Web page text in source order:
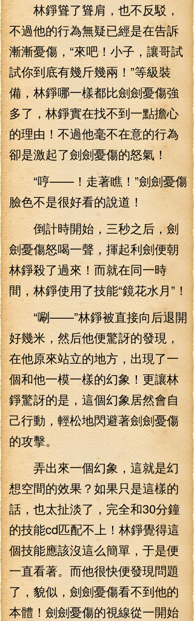
林錚聳了聳肩，也不反駁，
不過他的行為無疑已經是在告訴
漸漸憂傷，“來吧！小子，讓哥試
試你到底有幾斤幾兩！”等級裝
備，林錚哪一樣都比劍劍憂傷強
多了，林錚實在找不到一點擔心
的理由！不過他毫不在意的行為
卻是激起了劍劍憂傷的怒氣！
“哼——！走著瞧！”劍劍憂傷
臉色不是很好看的說道！
倒計時開始，三秒之后，劍
劍憂傷怒喝一聲，揮起利劍便朝
林錚殺了過來！而就在同一時
間，林錚使用了技能“鏡花水月”！
“唰——”林錚被直接向后退開
好幾米，然后他便驚訝的發現，
在他原來站立的地方，出現了一
個和他一模一樣的幻象！更讓林
錚驚訝的是，這個幻象居然會自
己行動，輕松地閃避著劍劍憂傷
的攻擊。
弄出來一個幻象，這就是幻
想空間的效果？如果只是這樣的
話，也太扯淡了，完全和30分鐘
的技能cd匹配不上！林錚覺得這
個技能應該沒這么簡單，于是便
一直看著。而他很快便發現問題
了，貌似，劍劍憂傷看不到他的
本體！劍劍憂傷的視線從一開始